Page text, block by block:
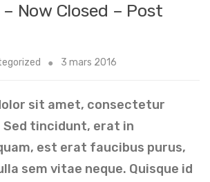
Now Closed – Post
3 mars 2016
sit amet, consectetur
tincidunt, erat in
est erat faucibus purus,
sem vitae neque. Quisque id